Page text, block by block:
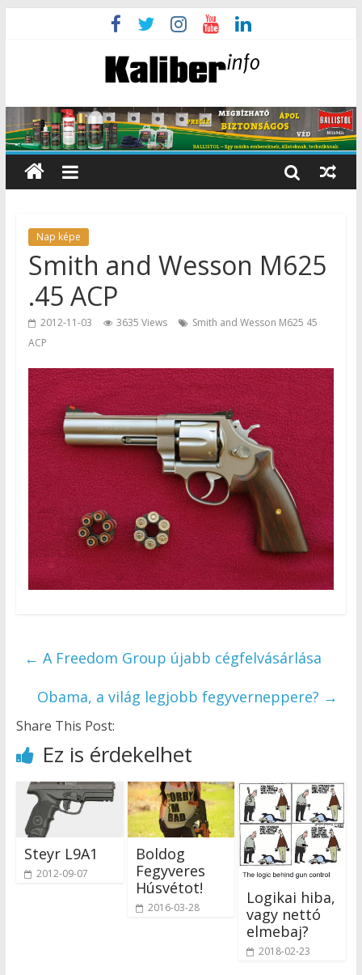
Nap képe
Smith and Wesson M625
.45 ACP
2012-11-03 3635 Views
Smith and Wesson M625 45
ACP
← A Freedom Group újabb cégfelvásárlása
Obama, a világ legjobb fegyverneppere? →
Share This Post:
Ez is érdekelhet
Steyr L9A1
2012-09-07
Boldog
Fegyveres
Húsvétot!
2016-03-28
Logikai hiba,
vagy nettó
elmebaj?
2018-02-23